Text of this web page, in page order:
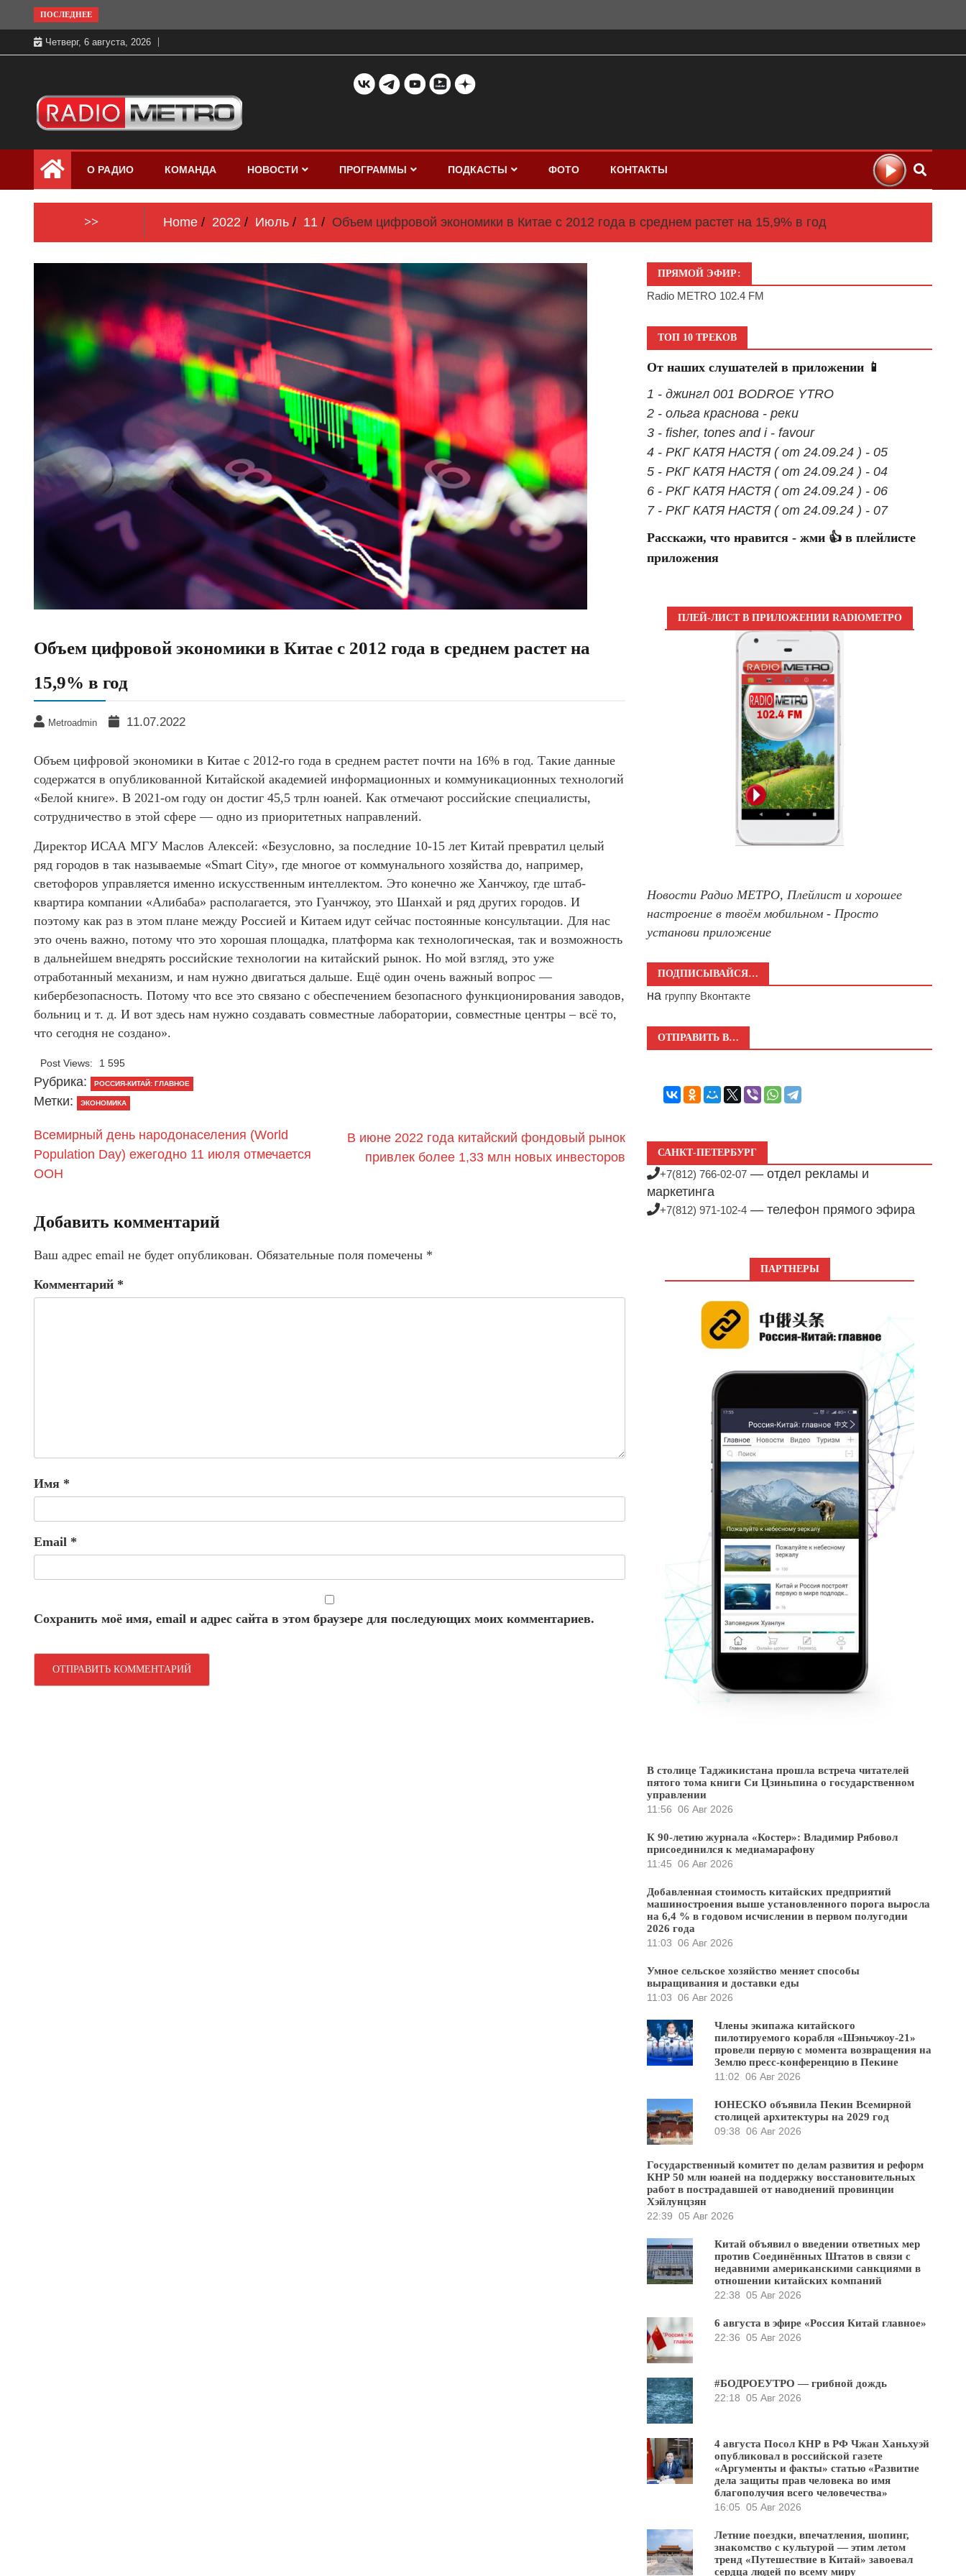
to
content
ПОСЛЕДНЕЕ
Четверг, 6 августа, 2026
Радио МЕТРО
бесплатно в хорошем качестве Санкт-
Петербург и Россия
О РАДИО КОМАНДА НОВОСТИ ПРОГРАММЫ ПОДКАСТЫ ФОТО КОНТАКТЫ
>> Home 2022 Июль 11 ​Объем цифровой экономики в Китае с 2012 года в среднем растет на 15,9% в год
​Объем цифровой экономики в Китае с 2012 года в среднем растет на
15,9% в год
Metroadmin 11.07.2022
Объем цифровой экономики в Китае с 2012-го года в среднем растет почти на 16% в год. Такие данные
содержатся в опубликованной Китайской академией информационных и коммуникационных технологий
«Белой книге». В 2021-ом году он достиг 45,5 трлн юаней. Как отмечают российские специалисты,
сотрудничество в этой сфере — одно из приоритетных направлений.
Директор ИСАА МГУ Маслов Алексей: «Безусловно, за последние 10-15 лет Китай превратил целый
ряд городов в так называемые «Smart City», где многое от коммунального хозяйства до, например,
светофоров управляется именно искусственным интеллектом. Это конечно же Ханчжоу, где штаб-
квартира компании «Алибаба» располагается, это Гуанчжоу, это Шанхай и ряд других городов. И
поэтому как раз в этом плане между Россией и Китаем идут сейчас постоянные консультации. Для нас
это очень важно, потому что это хорошая площадка, платформа как технологическая, так и возможность
в дальнейшем внедрять российские технологии на китайский рынок. Но мой взгляд, это уже
отработанный механизм, и нам нужно двигаться дальше. Ещё один очень важный вопрос —
кибербезопасность. Потому что все это связано с обеспечением безопасного функционирования заводов,
больниц и т. д. И вот здесь нам нужно создавать совместные лаборатории, совместные центры – всё то,
что сегодня не создано».
Post Views: 1 595
Рубрика: РОССИЯ-КИТАЙ: ГЛАВНОЕ
Метки: ЭКОНОМИКА
Всемирный день народонаселения (World
Population Day) ежегодно 11 июля отмечается
ООН
​В июне 2022 года китайский фондовый рынок
привлек более 1,33 млн новых инвесторов
Добавить комментарий
Ваш адрес email не будет опубликован. Обязательные поля помечены *
Комментарий *
Имя *
Email *
Сохранить моё имя, email и адрес сайта в этом браузере для последующих моих комментариев.
ПРЯМОЙ ЭФИР:
Radio METRO 102.4 FM
ТОП 10 ТРЕКОВ
От наших слушателей в приложении 📱
1 - джингл 001 BODROE YTRO
2 - ольга краснова - реки
3 - fisher, tones and i - favour
4 - РКГ КАТЯ НАСТЯ ( от 24.09.24 ) - 05
5 - РКГ КАТЯ НАСТЯ ( от 24.09.24 ) - 04
6 - РКГ КАТЯ НАСТЯ ( от 24.09.24 ) - 06
7 - РКГ КАТЯ НАСТЯ ( от 24.09.24 ) - 07
Расскажи, что нравится - жми 👍 в плейлисте
приложения
ПЛЕЙ-ЛИСТ В ПРИЛОЖЕНИИ RADIOМЕТРО
Новости Радио МЕТРО, Плейлист и хорошее
настроение в твоём мобильном - Просто
установи приложение
ПОДПИСЫВАЙСЯ…
на группу Вконтакте
ОТПРАВИТЬ В…
САНКТ-ПЕТЕРБУРГ
+7(812) 766-02-07 — отдел рекламы и
маркетинга
+7(812) 971-102-4 — телефон прямого эфира
ПАРТНЕРЫ
В столице Таджикистана прошла встреча читателей
пятого тома книги Си Цзиньпина о государственном
управлении
11:56 06 Авг 2026
К 90-летию журнала «Костер»: Владимир Рябовол
присоединился к медиамарафону
11:45 06 Авг 2026
Добавленная стоимость китайских предприятий
машиностроения выше установленного порога выросла
на 6,4 % в годовом исчислении в первом полугодии
2026 года
11:03 06 Авг 2026
Умное сельское хозяйство меняет способы
выращивания и доставки еды
11:03 06 Авг 2026
Члены экипажа китайского
пилотируемого корабля «Шэньчжоу-21»
провели первую с момента возвращения на
Землю пресс-конференцию в Пекине
11:02 06 Авг 2026
ЮНЕСКО объявила Пекин Всемирной
столицей архитектуры на 2029 год
09:38 06 Авг 2026
Государственный комитет по делам развития и реформ
КНР 50 млн юаней на поддержку восстановительных
работ в пострадавшей от наводнений провинции
Хэйлунцзян
22:39 05 Авг 2026
Китай объявил о введении ответных мер
против Соединённых Штатов в связи с
недавними американскими санкциями в
отношении китайских компаний
22:38 05 Авг 2026
6 августа в эфире «Россия Китай главное»
22:36 05 Авг 2026
#БОДРОЕУТРО — грибной дождь
22:18 05 Авг 2026
4 августа Посол КНР в РФ Чжан Ханьхуэй
опубликовал в российской газете
«Аргументы и факты» статью «Развитие
дела защиты прав человека во имя
благополучия всего человечества»
16:05 05 Авг 2026
Летние поездки, впечатления, шопинг,
знакомство с культурой — этим летом
тренд «Путешествие в Китай» завоевал
сердца людей по всему миру